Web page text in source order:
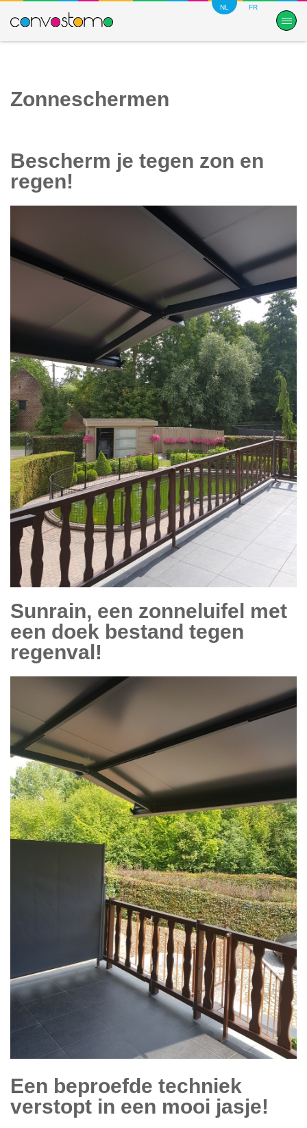
NL FR
Zonneschermen
Bescherm je tegen zon en
regen!
Sunrain, een zonneluifel met
een doek bestand tegen
regenval!
Een beproefde techniek
verstopt in een mooi jasje!